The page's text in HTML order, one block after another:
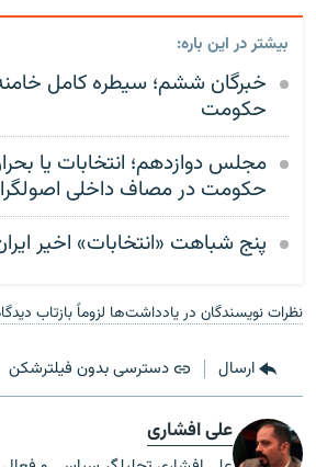
بیشتر در این باره:
خبرگان ششم؛ سیطره کامل
حکومت
مجلس دوازدهم؛ انتخابات یا
حکومت در مصاف داخلی
پنج شباهت «انتخابات» اخیر
نظرات نویسندگان در یادداشت‌ها لزوماً بازتاب
ارسال دسترسی بدون فیلترشکن
علی افشاری